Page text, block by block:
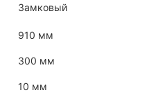
Замковый
910 мм
300 мм
10 мм